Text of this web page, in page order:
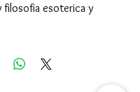
filosofia esoterica y